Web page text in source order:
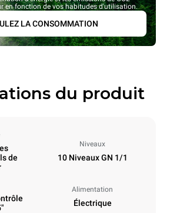
en fonction de vos habitudes d'utilisation.
LA CONSOMMATION
du produit
de
Niveaux
10 Niveaux GN 1/1
Alimentation
Électrique